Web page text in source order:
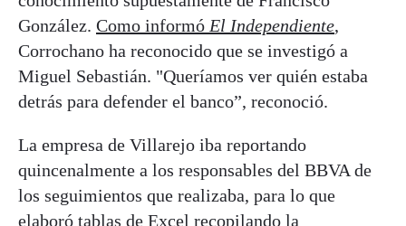
González. Como informó El Independiente,
Corrochano ha reconocido que se investigó a
Miguel Sebastián. "Queríamos ver quién estaba
detrás para defender el banco”, reconoció.
La empresa de Villarejo iba reportando
quincenalmente a los responsables del BBVA de
los seguimientos que realizaba, para lo que
elaboró tablas de Excel recopilando la